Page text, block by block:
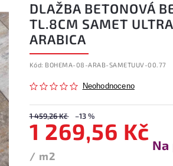
DLAŽBA BETONOVÁ
TL.8CM SAMET
ARABICA
Kód: BOHEMA-08-ARAB-SAMETUUV-00.77
Neohodnoceno
1 459,26 Kč –13 %
1 269,56 Kč
/ m2